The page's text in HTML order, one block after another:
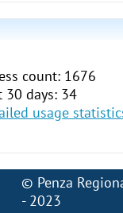
count: 1676
30 days: 34
usage
© Penza
- 2023